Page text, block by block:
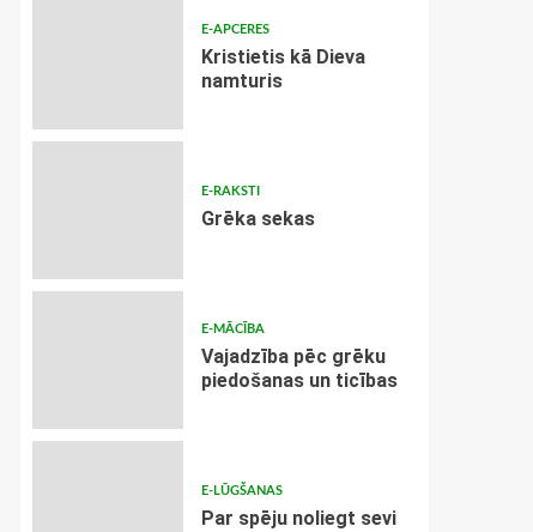
E-APCERES
Kristietis kā Dieva
namturis
E-RAKSTI
Grēka sekas
E-MĀCĪBA
Vajadzība pēc grēku
piedošanas un ticības
E-LŪGŠANAS
Par spēju noliegt sevi